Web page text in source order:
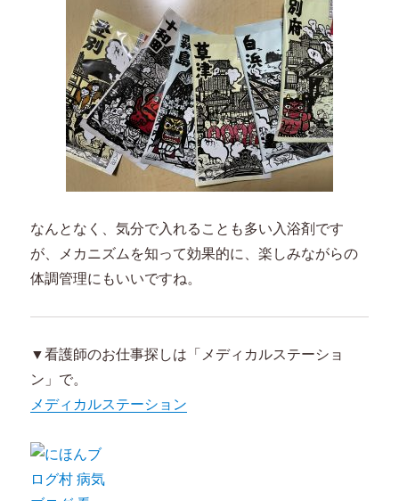
なんとなく、気分で入れることも多い入浴剤です
が、メカニズムを知って効果的に、楽しみながらの
体調管理にもいいですね。
▼看護師のお仕事探しは「メディカルステーショ
ン」で。
メディカルステーション